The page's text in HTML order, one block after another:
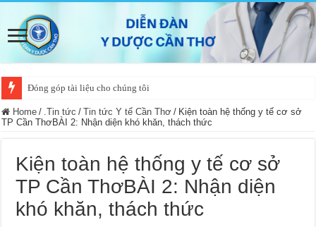
Đóng góp tài liệu cho chúng tôi
Home / .Tin tức / Tin tức Y tế Cần Thơ / Kiện toàn hệ thống y tế cơ sở
TP Cần ThơBÀI 2: Nhận diện khó khăn, thách thức
Kiện toàn hệ thống y tế cơ sở
TP Cần ThơBÀI 2: Nhận diện
khó khăn, thách thức